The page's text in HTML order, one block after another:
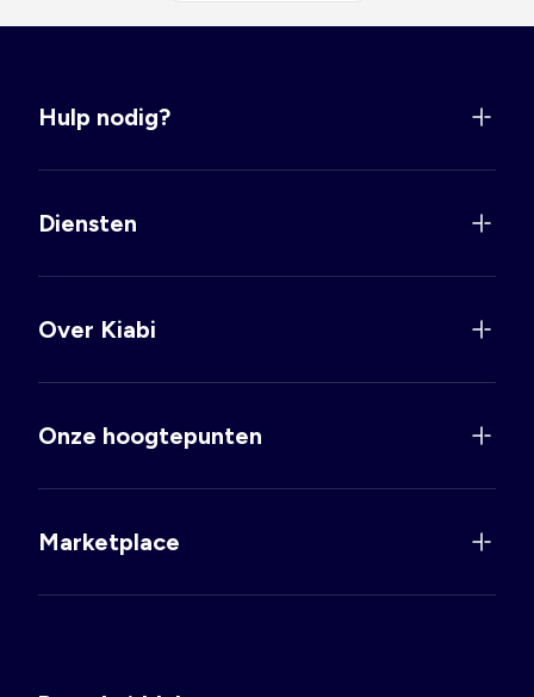
Hulp nodig?
Diensten
Over Kiabi
Onze hoogtepunten
Marketplace